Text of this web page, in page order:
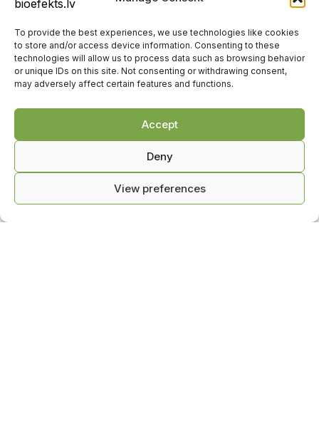
To provide the best experiences, we use technologies like cookies
to store and/or access device information. Consenting to these
technologies will allow us to process data such as browsing behavior
or unique IDs on this site. Not consenting or withdrawing consent,
may adversely affect certain features and functions.
Accept
Deny
View preferences